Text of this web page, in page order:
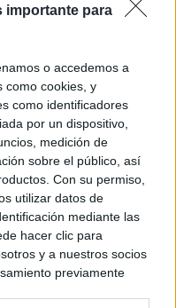
importante para
o accedemos a
como cookies, y
como identificadores
por un dispositivo,
medición de
sobre el público, así
Con su permiso,
utilizar datos de
mediante las
hacer clic para
y a nuestros socios
previamente